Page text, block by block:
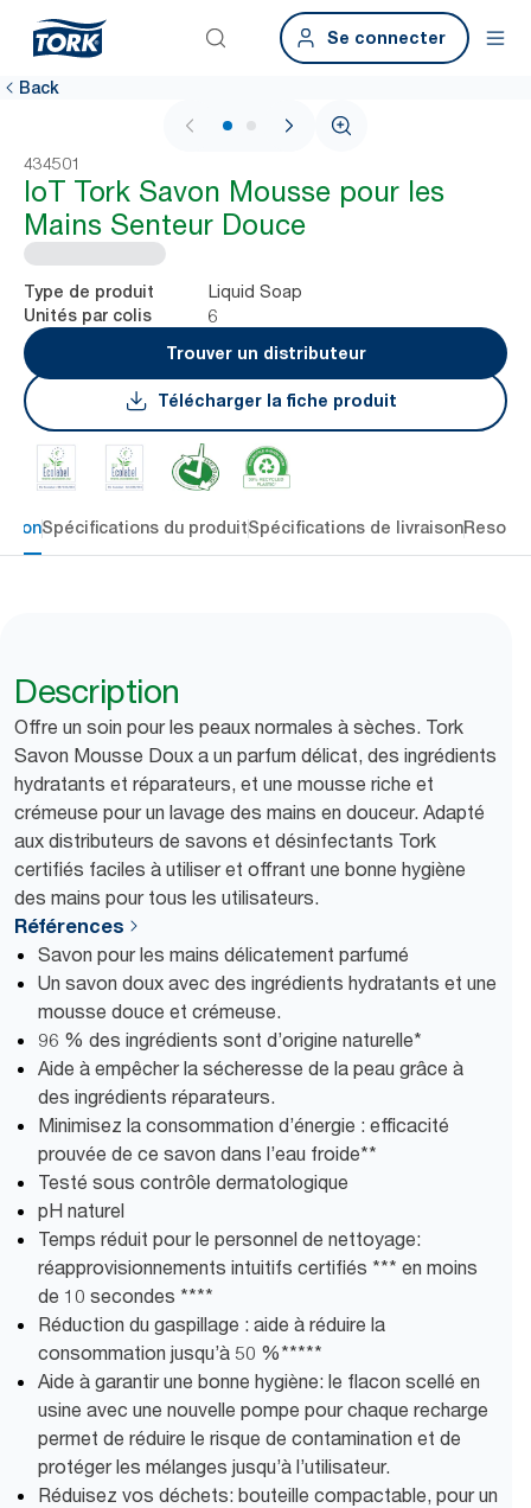
Se connecter
Back
1 / 2
434501
IoT Tork Savon Mousse pour les
Mains Senteur Douce
Type de produit Liquid Soap
Unités par colis
6
Trouver un distributeur
Télécharger la fiche produit
Spécifications du produitSpécifications de livraison
Description
Offre un soin pour les peaux normales à sèches. Tork
Savon Mousse Doux a un parfum délicat, des ingrédients
hydratants et réparateurs, et une mousse riche et
crémeuse pour un lavage des mains en douceur. Adapté
aux distributeurs de savons et désinfectants Tork
certifiés faciles à utiliser et offrant une bonne hygiène
des mains pour tous les utilisateurs.
Références
Savon pour les mains délicatement parfumé
Un savon doux avec des ingrédients hydratants et une
mousse douce et crémeuse.
96 % des ingrédients sont d’origine naturelle*
Aide à empêcher la sécheresse de la peau grâce à
des ingrédients réparateurs.
Minimisez la consommation d’énergie : efficacité
prouvée de ce savon dans l’eau froide**
Testé sous contrôle dermatologique
pH naturel
Temps réduit pour le personnel de nettoyage:
réapprovisionnements intuitifs certifiés *** en moins
de 10 secondes ****
Réduction du gaspillage : aide à réduire la
consommation jusqu’à 50 %*****
Aide à garantir une bonne hygiène: le flacon scellé en
usine avec une nouvelle pompe pour chaque recharge
permet de réduire le risque de contamination et de
protéger les mélanges jusqu’à l’utilisateur.
Réduisez vos déchets: bouteille compactable, pour un